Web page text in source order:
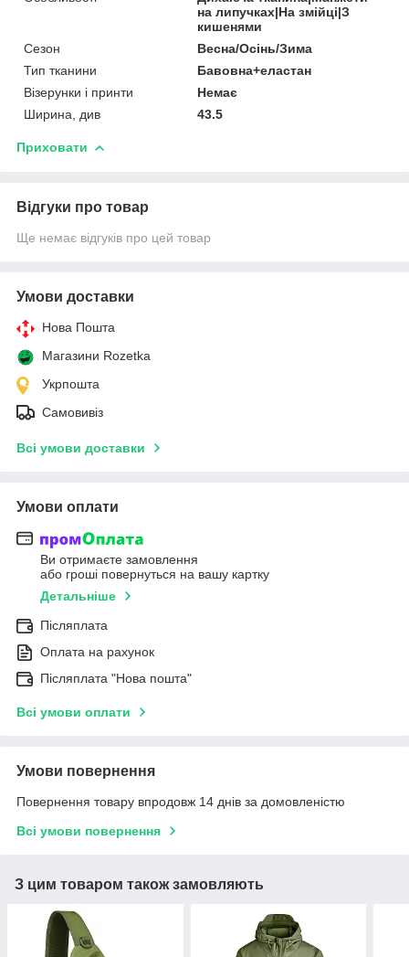
на липучках|На змійці|З
кишенями
Сезон
Весна/Осінь/Зима
Тип тканини
Бавовна+еластан
Візерунки і принти
Немає
Ширина, див
43.5
Приховати
Відгуки про товар
Ще немає відгуків про цей товар
Умови доставки
Нова Пошта
Магазини Rozetka
Укрпошта
Самовивіз
Всі умови доставки
Умови оплати
Ви отримаєте замовлення
або гроші повернуться на вашу картку
Детальніше
Післяплата
Оплата на рахунок
Післяплата "Нова пошта"
Всі умови оплати
Умови повернення
Повернення товару впродовж 14 днів за домовленістю
Всі умови повернення
З цим товаром також замовляють